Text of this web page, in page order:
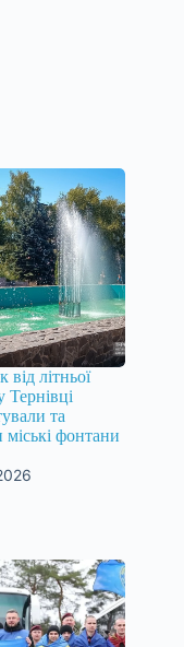
від літньої
та
міські фонтани